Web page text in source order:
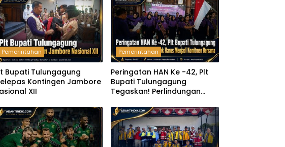
Pemerintahan
Bupati Tulungagung
Kontingen Jambore
XII
Pemerintahan
Peringatan HAN Ke -42, Plt
Bupati Tulungagung
Tegaskan! Perlindungan
Komitmen Bersama